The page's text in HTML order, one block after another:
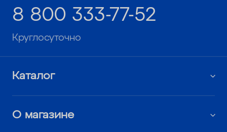
8 800 333-77-52
Круглосуточно
Каталог
О магазине